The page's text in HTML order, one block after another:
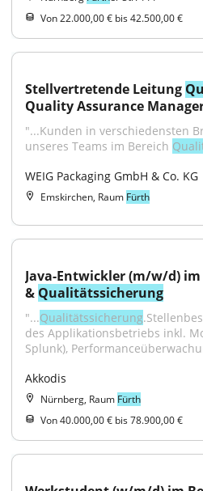
Von 22.000,00 € bis 42.500,00 €
Stellvertretende Leitung
Quality Assurance
"...Kunden in verschiedensten
unseres Teams im Bereich
WEIG Packaging GmbH & Co. KG
Emskirchen, Raum Fürth
Java-Entwickler (m/w/d)
& Qualitätssicherung
"...Qualitätssicherung
des Applikationsbetriebs inkl.
Splunk),
Akkodis
Nürnberg, Raum Fürth
Von 40.000,00 € bis 78.900,00 €